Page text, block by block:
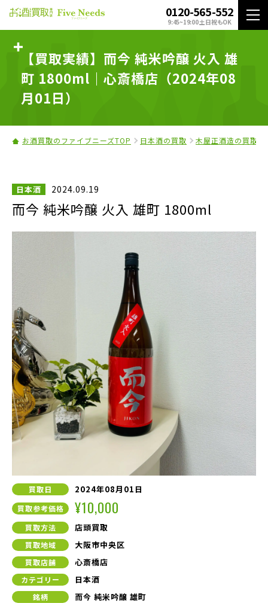
0120-565-552
9:45~19:00 土日祝もOK
【買取実績】而今 純米吟醸 火入 雄
町 1800ml｜心斎橋店（2024年08
月01日）
お酒買取のファイブニーズTOP 日本酒の買取 木屋正酒造の買取
日本酒 2024.09.19
而今 純米吟醸 火入 雄町 1800ml
買取日 2024年08月01日
買取参考価格 ¥10,000
買取方法 店頭買取
買取地域 大阪市中央区
買取店舗 心斎橋店
カテゴリー 日本酒
銘柄 而今 純米吟醸 雄町